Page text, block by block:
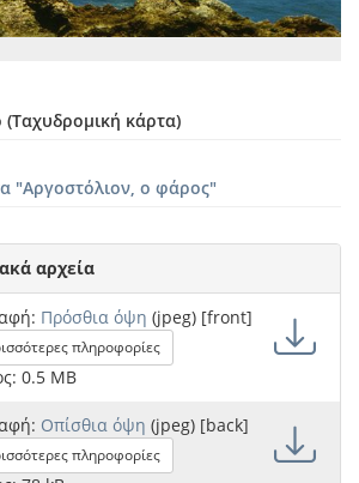
κάρτα)
"Αργοστόλιον, ο φάρος"
αρχεία
Πρόσθια όψη (jpeg) [front]
πληροφορίες
0.5 MB
Οπίσθια όψη (jpeg) [back]
πληροφορίες